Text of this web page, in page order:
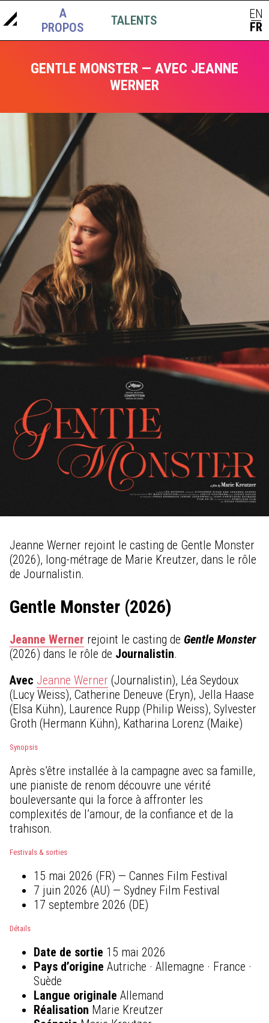
A
PROPOS
TALENTS EN
|
FR
GENTLE MONSTER — AVEC JEANNE
WERNER
Jeanne Werner rejoint le casting de Gentle Monster
(2026), long-métrage de Marie Kreutzer, dans le rôle
de Journalistin.
Gentle Monster (2026)
Jeanne Werner rejoint le casting de Gentle Monster
(2026) dans le rôle de Journalistin.
Avec Jeanne Werner (Journalistin), Léa Seydoux
(Lucy Weiss), Catherine Deneuve (Eryn), Jella Haase
(Elsa Kühn), Laurence Rupp (Philip Weiss), Sylvester
Groth (Hermann Kühn), Katharina Lorenz (Maike)
Synopsis
Après s’être installée à la campagne avec sa famille,
une pianiste de renom découvre une vérité
bouleversante qui la force à affronter les
complexités de l’amour, de la confiance et de la
trahison.
Festivals & sorties
15 mai 2026 (FR) — Cannes Film Festival
7 juin 2026 (AU) — Sydney Film Festival
17 septembre 2026 (DE)
Détails
Date de sortie 15 mai 2026
Pays d’origine Autriche · Allemagne · France ·
Suède
Langue originale Allemand
Réalisation Marie Kreutzer